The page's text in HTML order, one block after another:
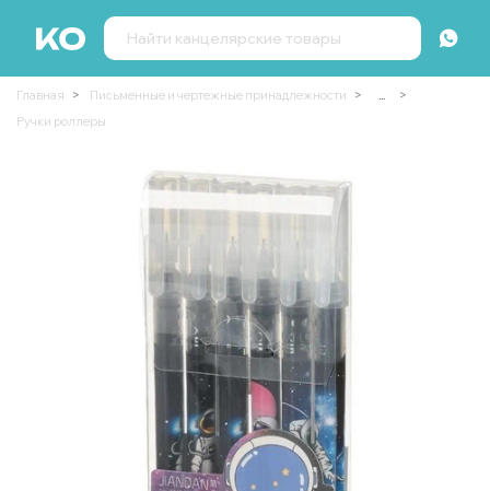
Главная Письменные и чертежные принадлежности
...
Ручки роллеры